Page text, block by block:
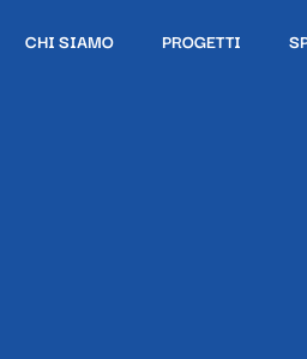
CHI SIAMO PROGETTI